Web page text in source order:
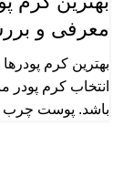
معرفی و
بهترین کرم
انتخاب کرم
باشد. پوست چرب